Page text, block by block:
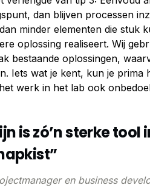
dan blijven processen
minder elementen die stuk
oplossing realiseert. Wij
bestaande oplossingen,
Iets wat je kent, kun je prima
werk in het lab ook
is zó’n sterke tool
en business